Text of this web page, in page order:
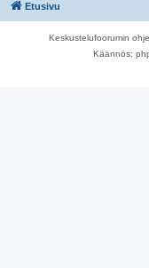
Etusivu
Keskustelufoorumin
Käännös: